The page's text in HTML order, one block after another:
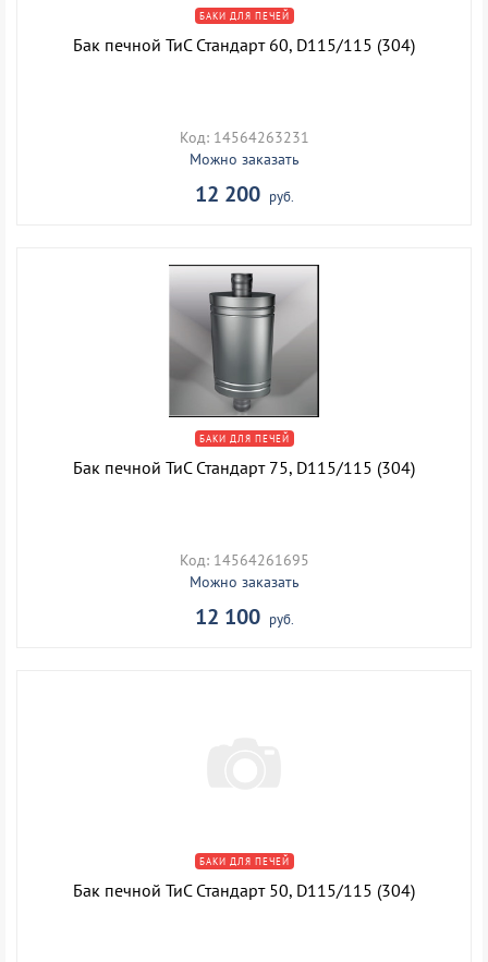
БАКИ ДЛЯ ПЕЧЕЙ
Бак печной ТиС Стандарт 60, D115/115 (304)
Код: 14564263231
Можно заказать
12 200 руб.
БАКИ ДЛЯ ПЕЧЕЙ
Бак печной ТиС Стандарт 75, D115/115 (304)
Код: 14564261695
Можно заказать
12 100 руб.
БАКИ ДЛЯ ПЕЧЕЙ
Бак печной ТиС Стандарт 50, D115/115 (304)